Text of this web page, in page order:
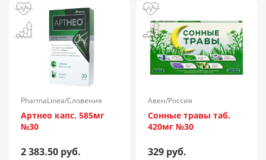
PharmaLinea/Словения
Артнео капс. 585мг
№30
2 383.50 руб.
Авен/Россия
Сонные травы таб.
420мг №30
329 руб.